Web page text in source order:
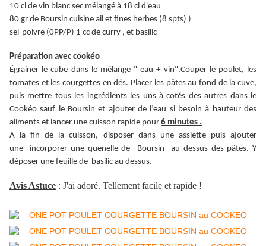
10 cl de vin blanc sec mélangé à 18 cl d'eau
80 gr de Boursin cuisine ail et fines herbes (8 spts) )
sel-poivre (0PP/P) 1 cc de curry , et basilic
Préparation avec cookéo
Égrainer le cube dans le mélange " eau + vin".Couper le poulet, les
tomates et les courgettes en dés. Placer les pâtes au fond de la cuve,
puis mettre tous les ingrédients les uns à cotés des autres dans le
Cookéo sauf le Boursin et ajouter de l’eau si besoin à hauteur des
aliments et lancer une cuisson rapide pour 6 minutes .
A la fin de la cuisson, disposer dans une assiette puis ajouter
une incorporer une quenelle de Boursin au dessus des pâtes. Y
déposer une feuille de basilic au dessus.
Avis Astuce : J'ai adoré. Tellement facile et rapide !